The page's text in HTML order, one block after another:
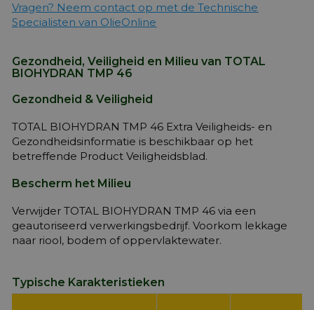
Vragen? Neem contact op met de Technische
Specialisten van OlieOnline
Gezondheid, Veiligheid en Milieu van TOTAL
BIOHYDRAN TMP 46
Gezondheid & Veiligheid
TOTAL BIOHYDRAN TMP 46 Extra Veiligheids- en
Gezondheidsinformatie is beschikbaar op het
betreffende Product Veiligheidsblad.
Bescherm het Milieu
Verwijder TOTAL BIOHYDRAN TMP 46 via een
geautoriseerd verwerkingsbedrijf. Voorkom lekkage
naar riool, bodem of oppervlaktewater.
Typische Karakteristieken